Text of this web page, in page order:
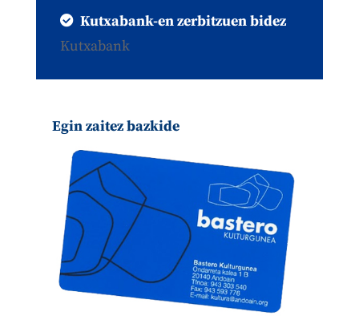
Kutxabank-en zerbitzuen bidez
Kutxabank
Egin zaitez bazkide